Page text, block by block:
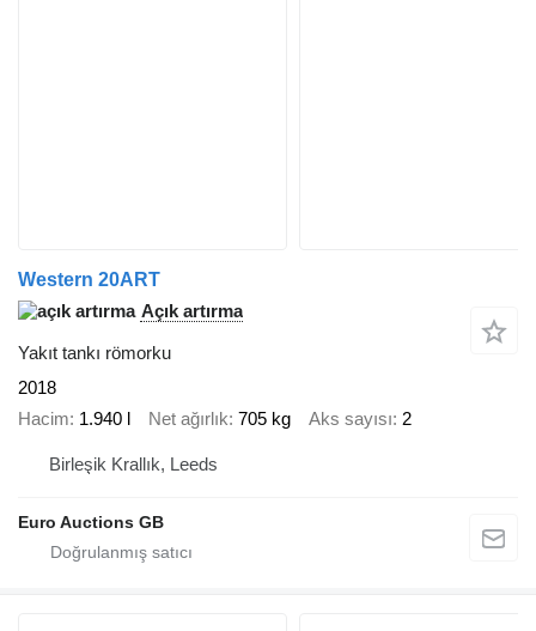
Western 20ART
Açık artırma
Yakıt tankı römorku
2018
Hacim 1.940 l Net ağırlık 705 kg Aks sayısı 2
Birleşik Krallık, Leeds
Euro Auctions GB